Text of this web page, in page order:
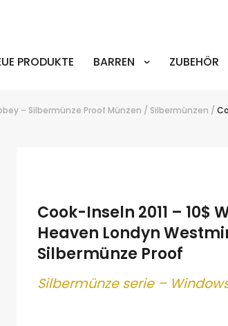
PRODUKTE BARREN ZUBEHÖR
– Silbermünze Proof Münzen / Silbermünzen /
Cook-Inseln 2011 – 10$
Heaven Londyn
Silbermünze Proof
Silbermünze serie –